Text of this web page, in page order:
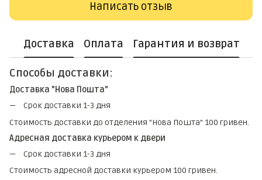
Написать отзыв
Доставка Оплата Гарантия и возврат
Способы доставки:
Доставка "Нова Пошта"
Срок доставки 1-3 дня
Стоимость доставки до отделения "Нова Пошта" 100 гривен.
Адресная доставка курьером к двери
Срок доставки 1-3 дня
Стоимость адресной доставки курьером 100 гривен.